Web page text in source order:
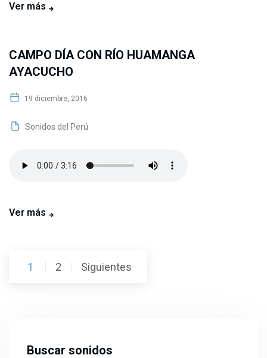
Ver más
CAMPO DÍA CON RÍO HUAMANGA
AYACUCHO
19 diciembre, 2016
Sonidos del Perú
Ver más
Posts
1 2 Siguientes
Buscar sonidos